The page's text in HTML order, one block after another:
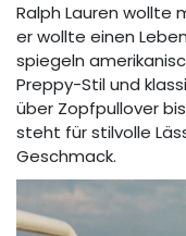
Ralph Lauren wollte
er wollte einen
spiegeln
Preppy-Stil und
über Zopfpullover
steht für stilvolle
Geschmack.